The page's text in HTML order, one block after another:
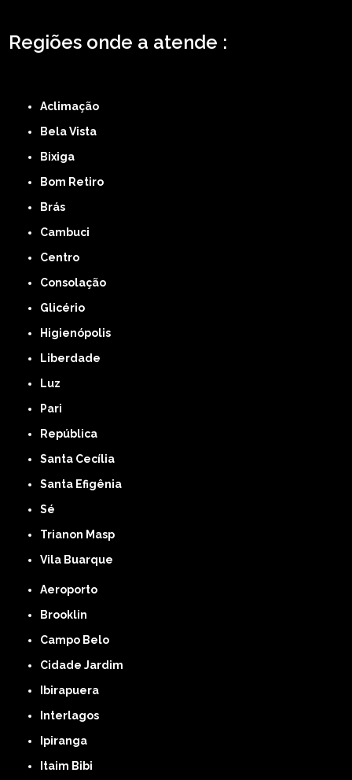
Regiões onde a atende :
Aclimação
Bela Vista
Bixiga
Bom Retiro
Brás
Cambuci
Centro
Consolação
Glicério
Higienópolis
Liberdade
Luz
Pari
República
Santa Cecília
Santa Efigênia
Sé
Trianon Masp
Vila Buarque
Aeroporto
Brooklin
Campo Belo
Cidade Jardim
Ibirapuera
Interlagos
Ipiranga
Itaim Bibi